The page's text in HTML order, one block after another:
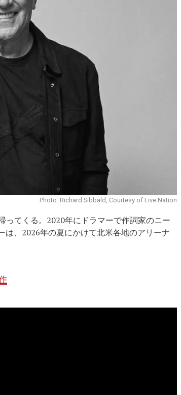
Photo: Richard Sibbald, Courtesy of Live Nation
ってくる。2020年にドラマーで作詞家のニー
、2026年の夏にかけて北米各地のアリーナ